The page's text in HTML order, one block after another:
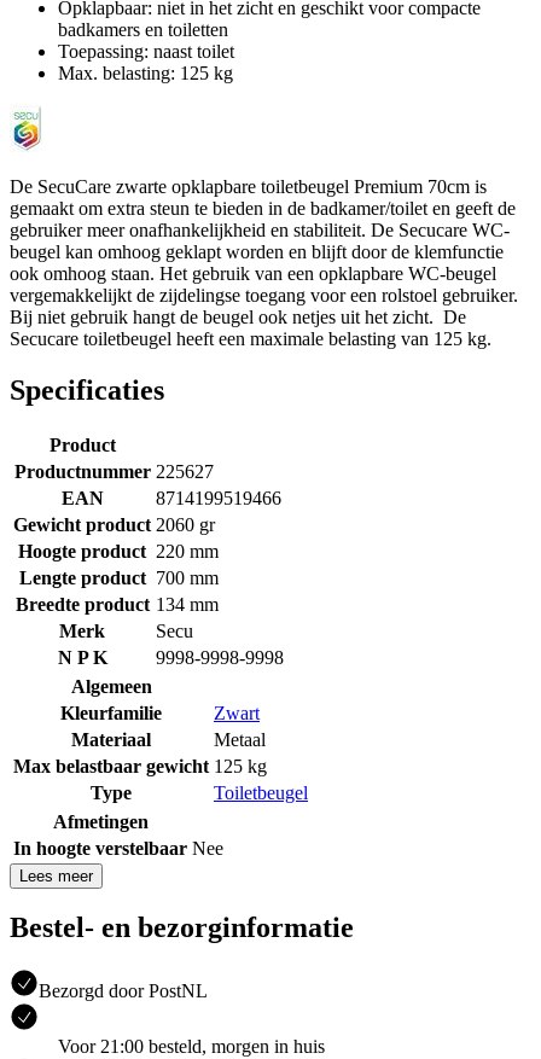
Opklapbaar: niet in het zicht en geschikt voor compacte
badkamers en toiletten
Toepassing: naast toilet
Max. belasting: 125 kg
De SecuCare zwarte opklapbare toiletbeugel Premium 70cm is
gemaakt om extra steun te bieden in de badkamer/toilet en geeft de
gebruiker meer onafhankelijkheid en stabiliteit. De Secucare WC-
beugel kan omhoog geklapt worden en blijft door de klemfunctie
ook omhoog staan. Het gebruik van een opklapbare WC-beugel
vergemakkelijkt de zijdelingse toegang voor een rolstoel gebruiker.
Bij niet gebruik hangt de beugel ook netjes uit het zicht. De
Secucare toiletbeugel heeft een maximale belasting van 125 kg.
Specificaties
Product
Productnummer 225627
EAN
8714199519466
Gewicht product 2060 gr
Hoogte product 220 mm
Lengte product 700 mm
Breedte product 134 mm
Merk
Secu
N P K
9998-9998-9998
Algemeen
Kleurfamilie
Zwart
Materiaal
Metaal
Max belastbaar gewicht 125 kg
Type
Toiletbeugel
Afmetingen
In hoogte verstelbaar Nee
Lees meer
Bestel- en bezorginformatie
Bezorgd door PostNL
Voor 21:00 besteld, morgen in huis